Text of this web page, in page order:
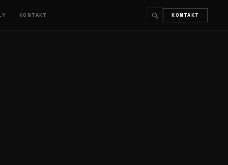
KONTAKT KONTAKT